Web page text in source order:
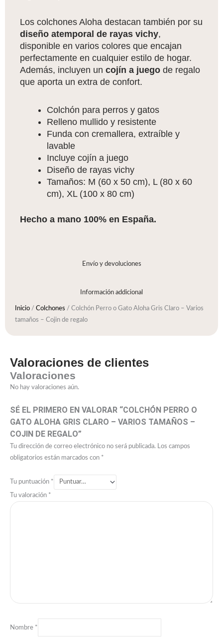
Envío y devoluciones
Información addicional
Los colchones Aloha destacan también por su
diseño atemporal de rayas vichy,
disponible en varios colores que encajan
perfectamente en cualquier estilo de hogar.
Además, incluyen un cojín a juego de regalo
que aporta un extra de confort.
Colchón para perros y gatos
Relleno mullido y resistente
Funda con cremallera, extraíble y
lavable
Incluye cojín a juego
Diseño de rayas vichy
Tamaños: M (60 x 50 cm), L (80 x 60
cm), XL (100 x 80 cm)
Hecho a mano 100% en España.
Inicio / Colchones / Colchón Perro o Gato Aloha Gris Claro – Varios
tamaños – Cojin de regalo
Valoraciones de clientes
Valoraciones
No hay valoraciones aún.
SÉ EL PRIMERO EN VALORAR “COLCHÓN PERRO O
GATO ALOHA GRIS CLARO – VARIOS TAMAÑOS –
COJIN DE REGALO”
Tu dirección de correo electrónico no será publicada.
Los campos
obligatorios están marcados con *
Tu puntuación *
Tu valoración *
Nombre *